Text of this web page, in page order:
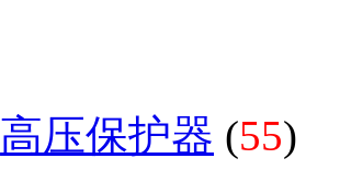
高压保护器 (55)